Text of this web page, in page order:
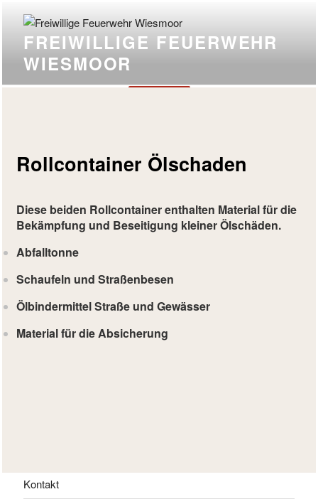
FREIWILLIGE FEUERWEHR
WIESMOOR
Rollcontainer Ölschaden
Diese beiden Rollcontainer enthalten Material für die
Bekämpfung und Beseitigung kleiner Ölschäden.
Abfalltonne
Schaufeln und Straßenbesen
Ölbindermittel Straße und Gewässer
Material für die Absicherung
Kontakt